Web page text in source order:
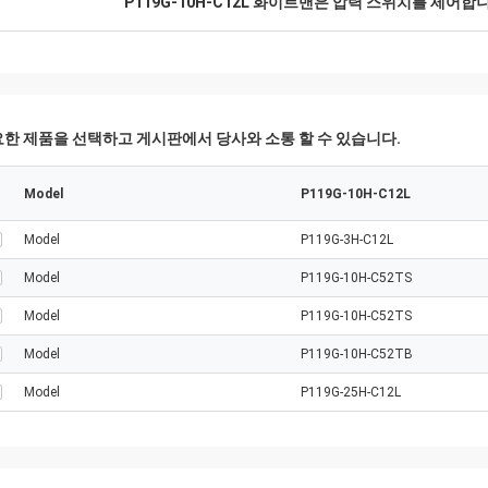
한 제품을 선택하고 게시판에서 당사와 소통 할 수 있습니다.
Model P119G-10H-C12L
Model P119G-3H-C12L
Model P119G-10H-C52TS
Model P119G-10H-C52TS
Model P119G-10H-C52TB
Model P119G-25H-C12L